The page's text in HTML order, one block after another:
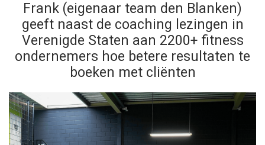
Frank (eigenaar team den Blanken)
geeft naast de coaching lezingen in
Verenigde Staten aan 2200+ fitness
ondernemers hoe betere resultaten te
boeken met cliënten